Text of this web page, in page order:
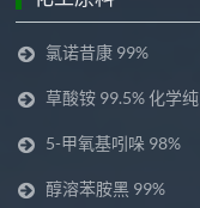
氯诺昔康 99%
草酸铵 99.5% 化学纯
5-甲氧基吲哚 98%
醇溶苯胺黑 99%